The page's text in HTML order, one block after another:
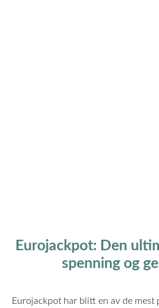
Eurojackpot: Den
spenning og
Eurojackpot har blitt en av de